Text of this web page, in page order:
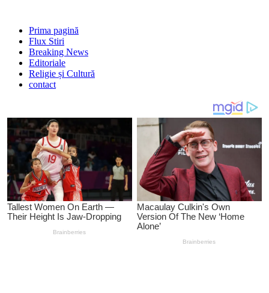
Prima pagină
Flux Stiri
Breaking News
Editoriale
Religie și Cultură
contact